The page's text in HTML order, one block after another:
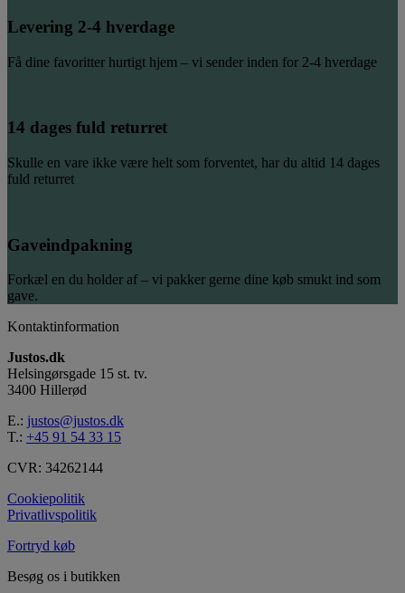
Levering 2-4 hverdage
Få dine favoritter hurtigt hjem – vi sender inden for 2-4 hverdage
14 dages fuld returret
Skulle en vare ikke være helt som forventet, har du altid 14 dages
fuld returret
Gaveindpakning
Forkæl en du holder af – vi pakker gerne dine køb smukt ind som
gave.
Kontaktinformation
Justos.dk
Helsingørsgade 15 st. tv.
3400 Hillerød
E.: justos@justos.dk
T.: +45 91 54 33 15
CVR: 34262144
Cookiepolitik
Privatlivspolitik
Fortryd køb
Besøg os i butikken